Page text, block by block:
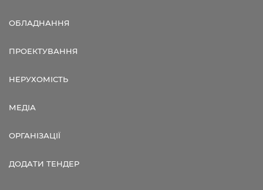
ОБЛАДНАННЯ
ПРОЕКТУВАННЯ
НЕРУХОМІСТЬ
МЕДІА
ОРГАНІЗАЦІЇ
ДОДАТИ ТЕНДЕР